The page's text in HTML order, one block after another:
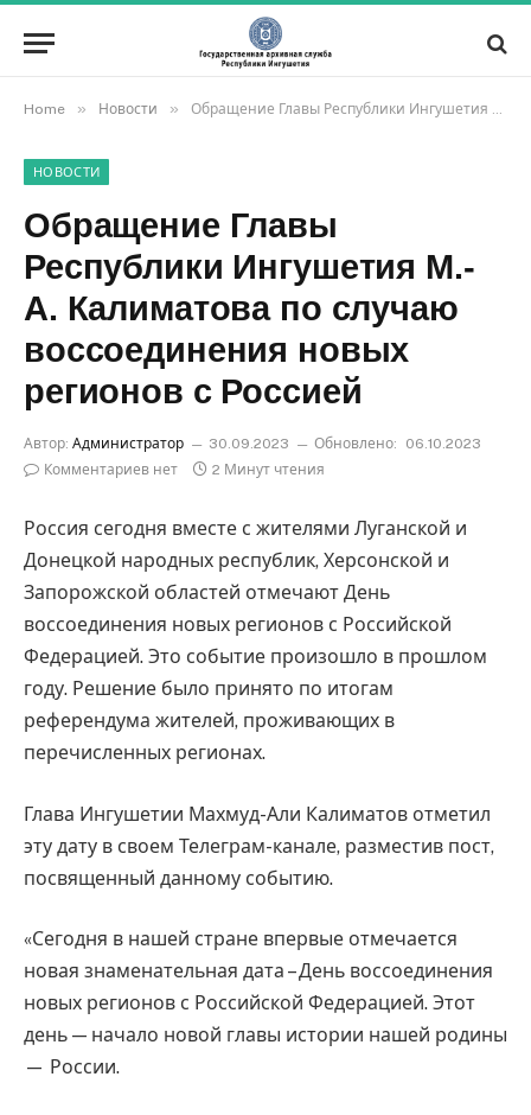
Home » Новости » Обращение Главы Республики Ингушетия М.-А. Калиматова по случаю воссоединения новых регионов с Россией
НОВОСТИ
Обращение Главы
Республики Ингушетия М.-
А. Калиматова по случаю
воссоединения новых
регионов с Россией
Автор: Администратор 30.09.2023 Обновлено:
06.10.2023
Комментариев нет
2 Минут чтения
Россия сегодня вместе с жителями Луганской и
Донецкой народных республик, Херсонской и
Запорожской областей отмечают День
воссоединения новых регионов с Российской
Федерацией. Это событие произошло в прошлом
году. Решение было принято по итогам
референдума жителей, проживающих в
перечисленных регионах.
Глава Ингушетии Махмуд-Али Калиматов отметил
эту дату в своем Телеграм-канале, разместив пост,
посвященный данному событию.
«Сегодня в нашей стране впервые отмечается
новая знаменательная дата – День воссоединения
новых регионов с Российской Федерацией. Этот
день — начало новой главы истории нашей родины
— России.